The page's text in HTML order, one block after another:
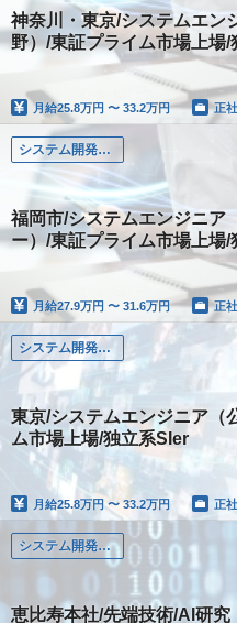
神奈川・東京/システムエン
野）/東証プライム市場上場/
月給25.8万円 〜 33.2万円 正
システム開発（Web・オープン・モバイル系）
福岡市/システムエンジニア
ー）/東証プライム市場上場/
月給27.9万円 〜 31.6万円 正
システム開発（Web・オープン・モバイル系）
東京/システムエンジニア（
ム市場上場/独立系SIer
月給25.8万円 〜 33.2万円 正
システム開発（Web・オープン・モバイル系）
恵比寿本社/先端技術/AI研